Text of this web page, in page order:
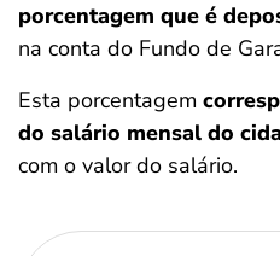
porcentagem que é
na conta do Fundo de
Esta porcentagem
do salário mensal do
com o valor do salário.